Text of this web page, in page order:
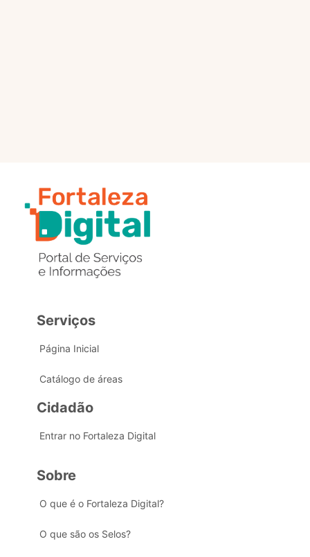
Serviços
Página Inicial
Catálogo de áreas
Cidadão
Entrar no Fortaleza Digital
Sobre
O que é o Fortaleza Digital?
O que são os Selos?